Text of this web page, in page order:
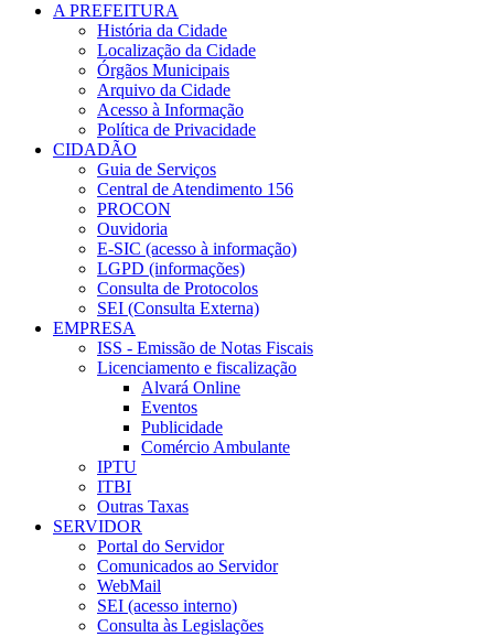
A PREFEITURA
História da Cidade
Localização da Cidade
Órgãos Municipais
Arquivo da Cidade
Acesso à Informação
Política de Privacidade
CIDADÃO
Guia de Serviços
Central de Atendimento 156
PROCON
Ouvidoria
E-SIC (acesso à informação)
LGPD (informações)
Consulta de Protocolos
SEI (Consulta Externa)
EMPRESA
ISS - Emissão de Notas Fiscais
Licenciamento e fiscalização
Alvará Online
Eventos
Publicidade
Comércio Ambulante
IPTU
ITBI
Outras Taxas
SERVIDOR
Portal do Servidor
Comunicados ao Servidor
WebMail
SEI (acesso interno)
Consulta às Legislações